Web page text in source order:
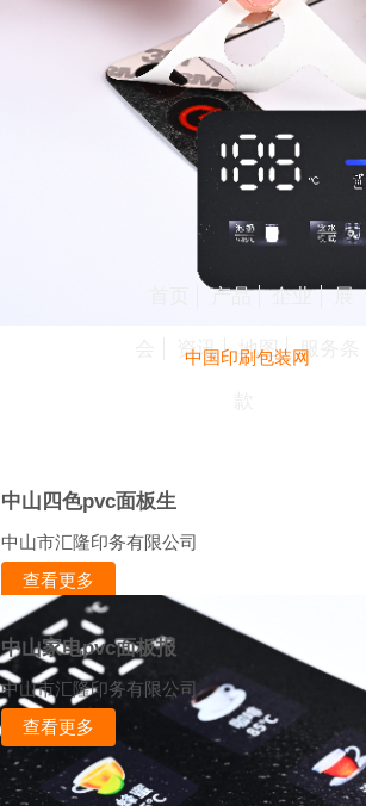
中山四色pvc面板生
中山市汇隆印务有限公司
查看更多
中山家电pvc面板报
中山市汇隆印务有限公司
查看更多
产品 企业 展
资讯 地图 服务条
中国印刷包装网